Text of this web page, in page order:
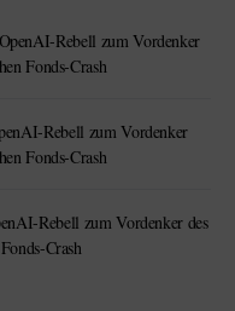
Rebell zum Vordenker
Fonds-Crash
Rebell zum Vordenker
Fonds-Crash
Rebell zum Vordenker des
Crash